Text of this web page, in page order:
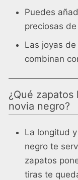
Puedes
preciosas
Las joyas
combinan
¿Qué
novia negro?
La longitud
negro te
zapatos
tiras te